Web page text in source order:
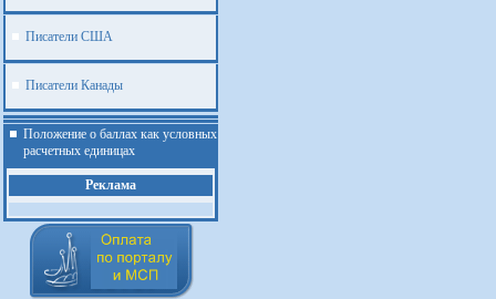
Писатели США
Писатели Канады
Положение о баллах как условных
расчетных единицах
Реклама